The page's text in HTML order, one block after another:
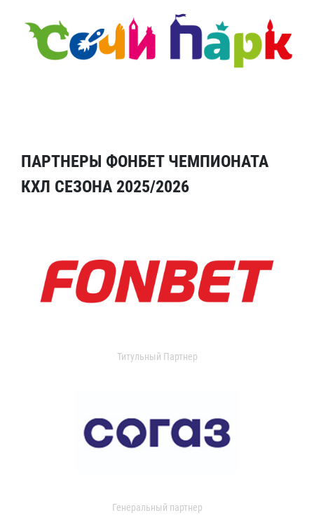
ПАРТНЕРЫ ФОНБЕТ ЧЕМПИОНАТА
КХЛ СЕЗОНА 2025/2026
Титульный Партнер
Генеральный партнер